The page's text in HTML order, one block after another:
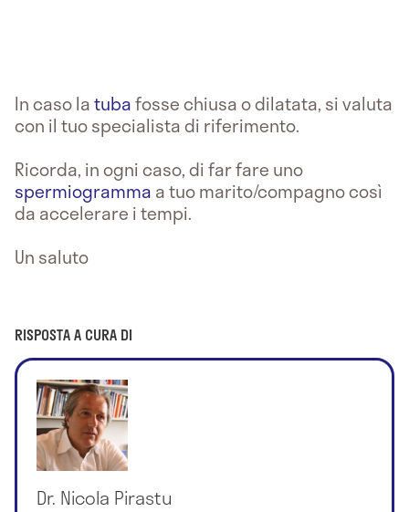
In caso latubafosse chiusa o dilatata, si valuta
con il tuo specialista di riferimento.
Ricorda, in ogni caso, di far fare uno
spermiogramma a tuo marito/compagno così
da accelerare i tempi.
Un saluto
RISPOSTA A CURA DI
Dr. Nicola Pirastu